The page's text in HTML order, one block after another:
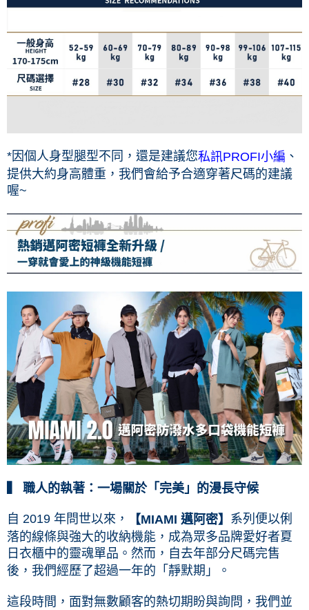
*因個人身型腿型不同，還是建議您私訊PROFI小編 、
提供大約身高體重，我們會給予合適穿著尺碼的建議
喔~
職人的執著：一場關於「完美」的漫長守候
自 2019 年問世以來， 【MIAMI 邁阿密】 系列便以俐
落的線條與強大的收納機能，成為眾多品牌愛好者夏
日衣櫃中的靈魂單品。然而，自去年部分尺碼完售
後，我們經歷了超過一年的「靜默期」。
這段時間，面對無數顧客的熱切期盼與詢問，我們並